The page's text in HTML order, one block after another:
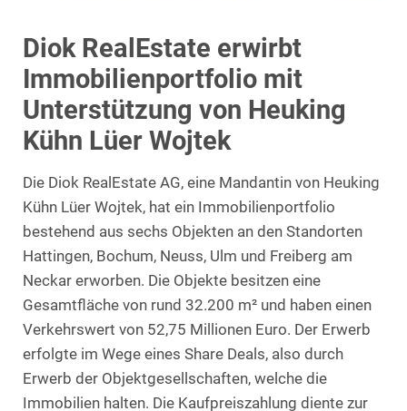
Diok RealEstate erwirbt
Immobilienportfolio mit
Unterstützung von Heuking
Kühn Lüer Wojtek
Die Diok RealEstate AG, eine Mandantin von Heuking
Kühn Lüer Wojtek, hat ein Immobilienportfolio
bestehend aus sechs Objekten an den Standorten
Hattingen, Bochum, Neuss, Ulm und Freiberg am
Neckar erworben. Die Objekte besitzen eine
Gesamtfläche von rund 32.200 m² und haben einen
Verkehrswert von 52,75 Millionen Euro. Der Erwerb
erfolgte im Wege eines Share Deals, also durch
Erwerb der Objektgesellschaften, welche die
Immobilien halten. Die Kaufpreiszahlung diente zur